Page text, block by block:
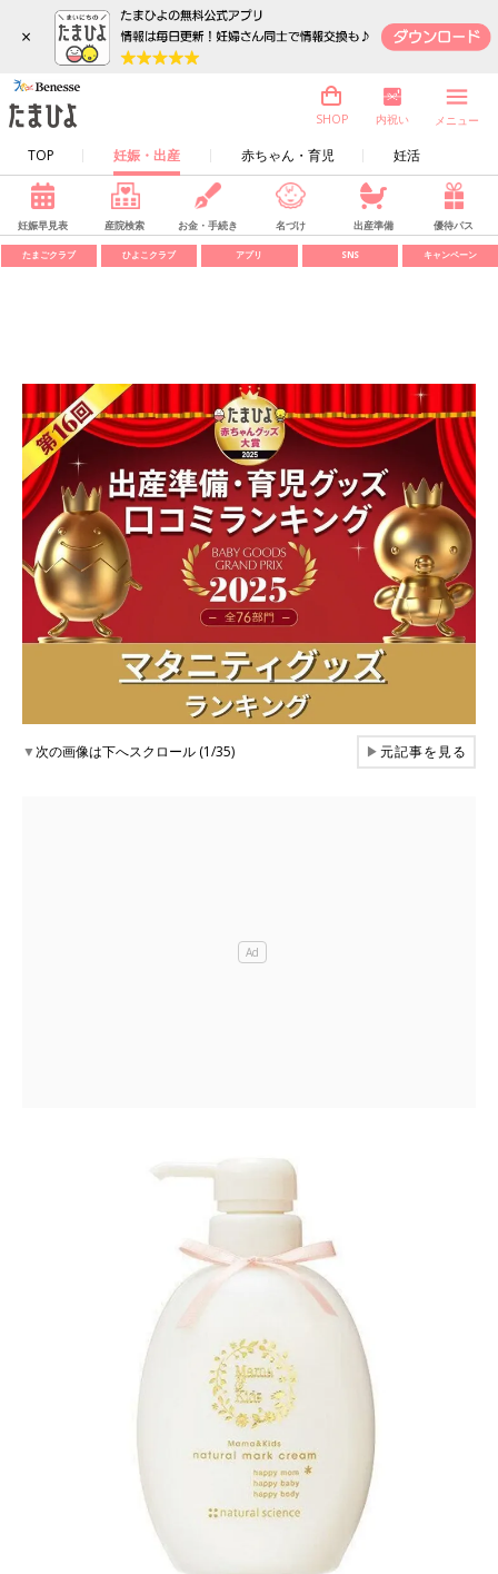
×
TOP 妊娠・出産 赤ちゃん・育児 妊活
SHOP 内祝い メニュー
妊娠早見表 産院検索 お金・手続き 名づけ 出産準備 優待パス
たまごクラブ ひよこクラブ アプリ SNS キャンペーン
▼次の画像は下へスクロール (1/35) ▶元記事を見る